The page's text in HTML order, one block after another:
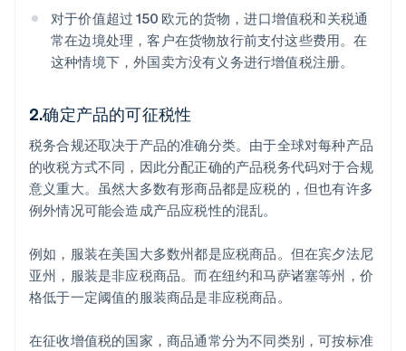
对于价值超过 150 欧元的货物，进口增值税和关税通
常在边境处理，客户在货物放行前支付这些费用。在
这种情境下，外国卖方没有义务进行增值税注册。
2.确定产品的可征税性
税务合规还取决于产品的准确分类。由于全球对每种产品
的收税方式不同，因此分配正确的产品税务代码对于合规
意义重大。虽然大多数有形商品都是应税的，但也有许多
例外情况可能会造成产品应税性的混乱。
例如，服装在美国大多数州都是应税商品。但在宾夕法尼
亚州，服装是非应税商品。而在纽约和马萨诸塞等州，价
格低于一定阈值的服装商品是非应税商品。
在征收增值税的国家，商品通常分为不同类别，可按标准